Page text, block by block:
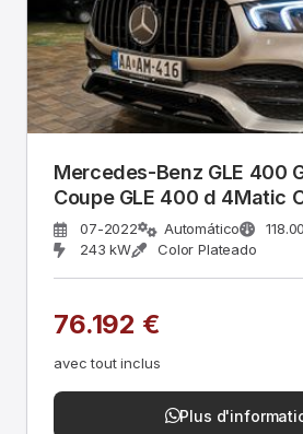
Mercedes-Benz GLE 400
Coupe GLE 400 d 4Matic
07-2022 Automático
243 kW
Color Plateado
76.192 €
avec tout inclus
Plus